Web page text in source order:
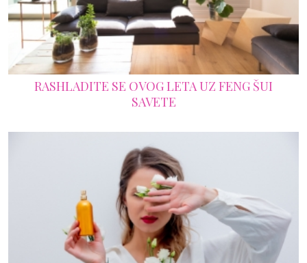
RASHLADITE SE OVOG LETA UZ FENG ŠUI
SAVETE